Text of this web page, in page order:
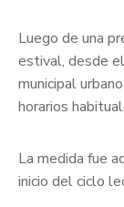
Luego de una
estival, desde
municipal
horarios
La medida fue
inicio del ciclo